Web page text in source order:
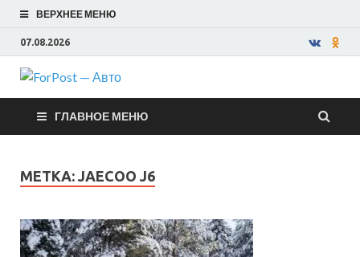
ВЕРХНЕЕ МЕНЮ
07.08.2026
ForPost —
Авто
ГЛАВНОЕ МЕНЮ
МЕТКА: JAECOO J6